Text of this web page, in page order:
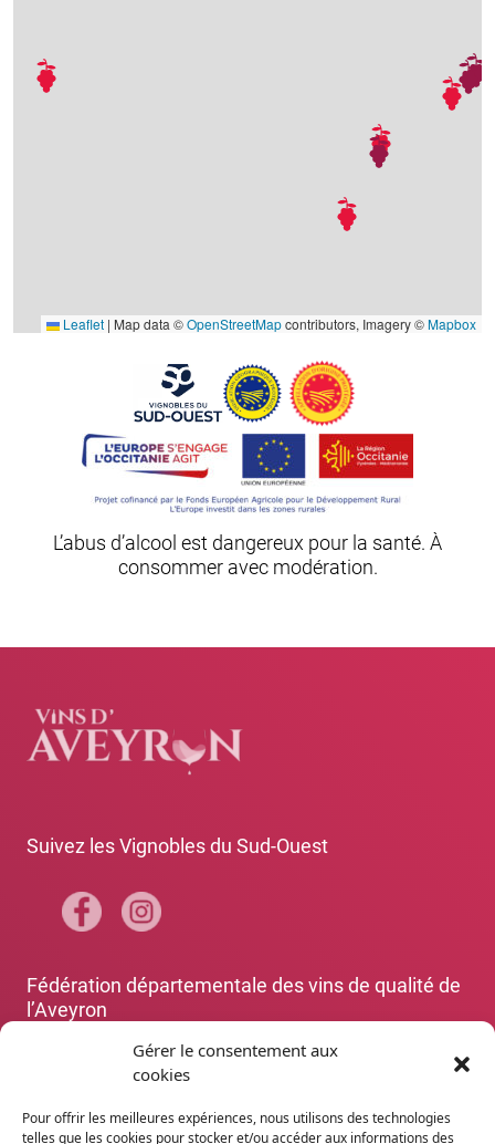
Gérer le consentement aux
cookies
Pour offrir les meilleures expériences, nous utilisons des technologies
telles que les cookies pour stocker et/ou accéder aux informations des
Leaflet | Map data ©OpenStreetMapcontributors, Imagery ©Mapbox
L’abus d’alcool est dangereux pour la santé. À
consommer avec modération.
Suivez les Vignobles du Sud-Ouest
Fédération départementale des vins de qualité de
l’Aveyron
Les organismes de défense et de gestion des
dénominations aveyronnaises (Rodez)
+33 5 65 67 88 70